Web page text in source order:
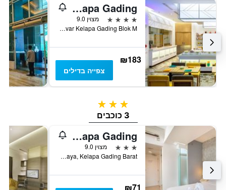
Harris Hotel & Conventions Kelapa Gading
4 כוכבים
מצוין 9.0
Sentra Kelapa Gading Jl. Bulevar Kelapa Gading Blok M, ג'קרטה, אינדונזיה
₪183
צפייה בדילים
3 כוכבים
3 כוכבים
1o1 Urban Jakarta Kelapa Gading
3 כוכבים
מצוין 9.0
Jl. Boulevard Bukit Gading Raya, Kelapa Gading Barat, ג'קרטה, אינדונזיה
₪71